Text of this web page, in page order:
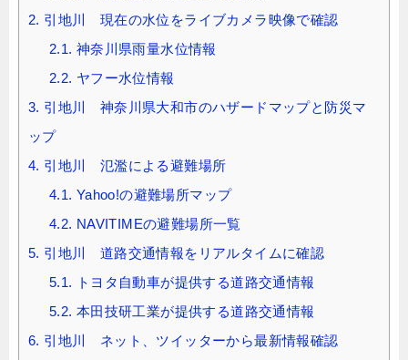
2. 引地川 現在の水位をライブカメラ映像で確認
2.1. 神奈川県雨量水位情報
2.2. ヤフー水位情報
3. 引地川 神奈川県大和市のハザードマップと防災マ
ップ
4. 引地川 氾濫による避難場所
4.1. Yahoo!の避難場所マップ
4.2. NAVITIMEの避難場所一覧
5. 引地川 道路交通情報をリアルタイムに確認
5.1. トヨタ自動車が提供する道路交通情報
5.2. 本田技研工業が提供する道路交通情報
6. 引地川 ネット、ツイッターから最新情報確認